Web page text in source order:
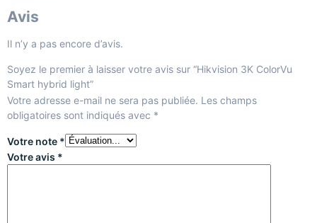
Avis
Il n’y a pas encore d’avis.
Soyez le premier à laisser votre avis sur “Hikvision 3K ColorVu
Smart hybrid light”
Votre adresse e-mail ne sera pas publiée. Les champs
obligatoires sont indiqués avec *
Votre note *
Votre avis *